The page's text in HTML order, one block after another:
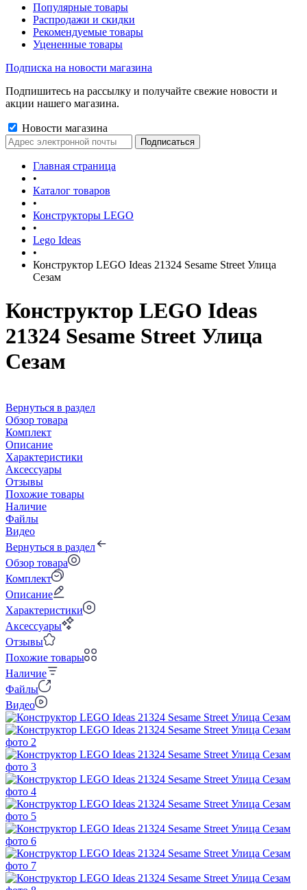
Популярные товары
Распродажи и скидки
Рекомендуемые товары
Уцененные товары
Подписка на новости магазина
Подпишитесь на рассылку и получайте свежие новости и
акции нашего магазина.
Новости магазина
Главная страница
•
Каталог товаров
•
Конструкторы LEGO
•
Lego Ideas
•
Конструктор LEGO Ideas 21324 Sesame Street Улица
Сезам
Конструктор LEGO Ideas
21324 Sesame Street Улица
Сезам
Вернуться в раздел
Обзор товара
Комплект
Описание
Характеристики
Аксессуары
Отзывы
Похожие товары
Наличие
Файлы
Видео
Вернуться в раздел
Обзор товара
Комплект
Описание
Характеристики
Аксессуары
Отзывы
Похожие товары
Наличие
Файлы
Видео